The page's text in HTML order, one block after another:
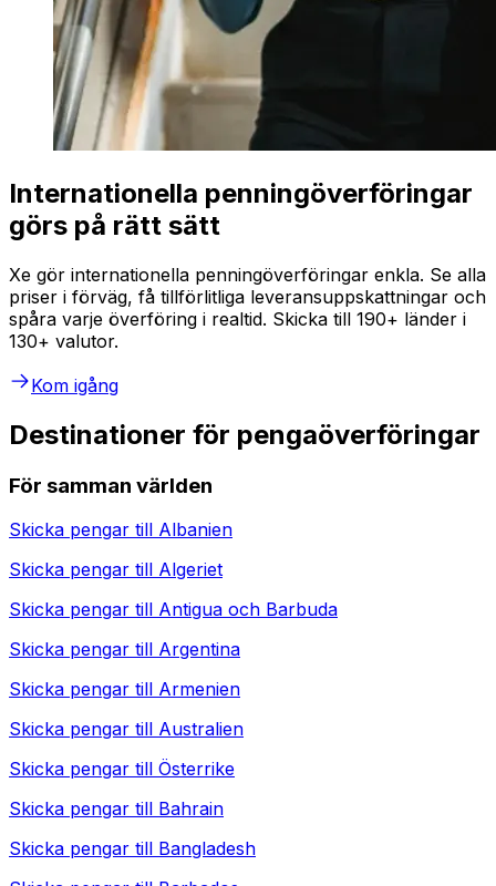
Internationella penningöverföringar
görs på rätt sätt
Xe gör internationella penningöverföringar enkla. Se alla
priser i förväg, få tillförlitliga leveransuppskattningar och
spåra varje överföring i realtid. Skicka till 190+ länder i
130+ valutor.
Kom igång
Destinationer för pengaöverföringar
För samman världen
Skicka pengar till Albanien
Skicka pengar till Algeriet
Skicka pengar till Antigua och Barbuda
Skicka pengar till Argentina
Skicka pengar till Armenien
Skicka pengar till Australien
Skicka pengar till Österrike
Skicka pengar till Bahrain
Skicka pengar till Bangladesh